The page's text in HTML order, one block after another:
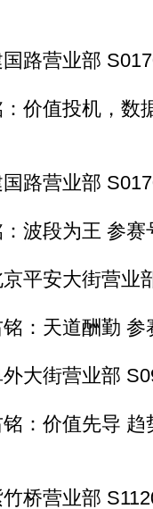
营业部
值投机，数
营业部
段为王 参赛
安大街营业
天道酬勤 参
街营业部
价值先导 趋
营业部